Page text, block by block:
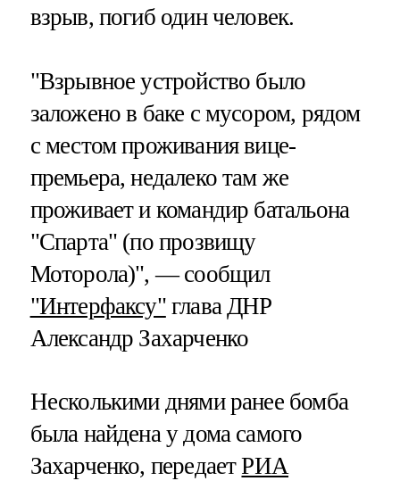
взрыв, погиб один человек.
"Взрывное устройство было
заложено в баке с мусором, рядом
с местом проживания вице-
премьера, недалеко там же
проживает и командир батальона
"Спарта" (по прозвищу
Моторола)", — сообщил
"Интерфаксу"глава ДНР
Александр Захарченко
Несколькими днями ранее бомба
была найдена у дома самого
Захарченко, передаетРИА